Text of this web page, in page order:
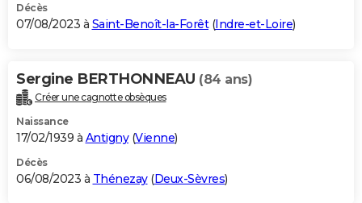
Décès
07/08/2023 à Saint-Benoît-la-Forêt(Indre-et-Loire)
Sergine BERTHONNEAU (84 ans)
Créer une cagnotte obsèques
Naissance
17/02/1939 à Antigny(Vienne)
Décès
06/08/2023 à Thénezay(Deux-Sèvres)